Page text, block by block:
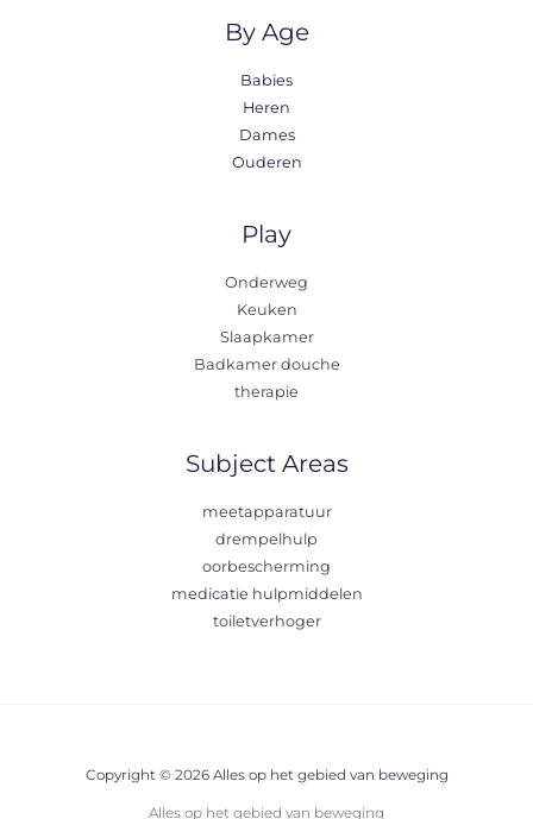
By Age
Babies
Heren
Dames
Ouderen
Play
Onderweg
Keuken
Slaapkamer
Badkamer douche
therapie
Subject Areas
meetapparatuur
drempelhulp
oorbescherming
medicatie hulpmiddelen
toiletverhoger
Copyright © 2026 Alles op het gebied van beweging
Alles op het gebied van beweging